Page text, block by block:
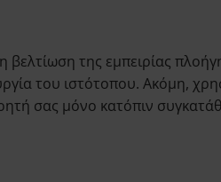
βελτίωση της εμπειρίας
του ιστότοπου. Ακόμη,
σας μόνο κατόπιν